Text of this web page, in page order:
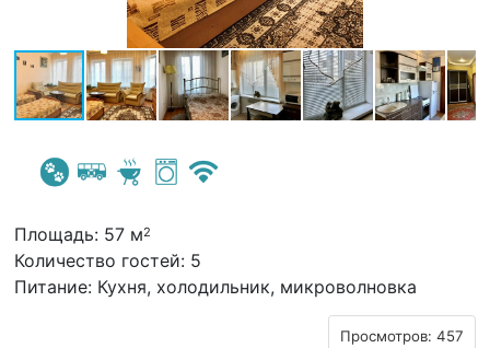
Площадь: 57 м2
Количество гостей: 5
Питание: Кухня, холодильник, микроволновка
Просмотров: 457